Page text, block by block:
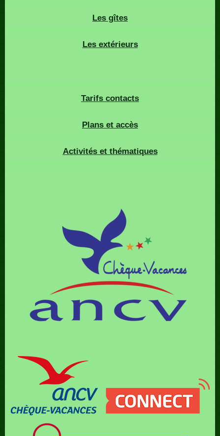
Les gîtes
Les extérieurs
Tarifs contacts
Plans et accès
Activités et thématiques